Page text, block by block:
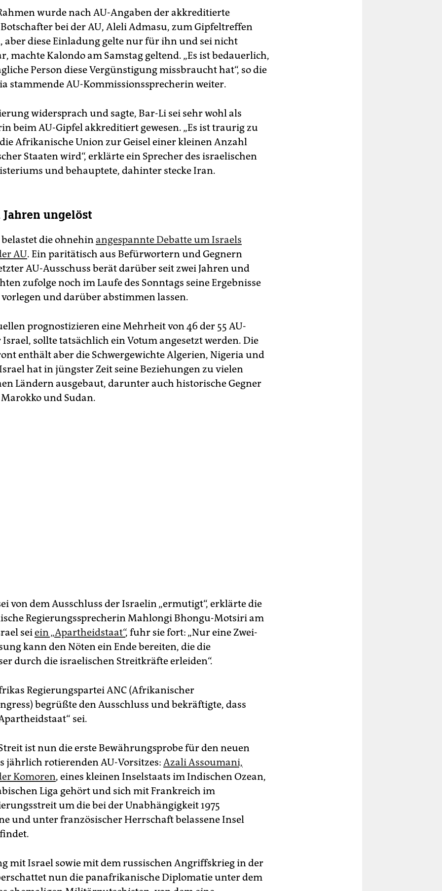
wurde nach AU-Angaben der akkreditierte
bei der AU, Aleli Admasu, zum Gipfeltreffen
aber diese Einladung gelte nur für ihn und sei nicht
machte Kalondo am Samstag geltend. „Es ist bedauerlich,
Person diese Vergünstigung missbraucht hat“, so die
stammende AU-Kommissionssprecherin weiter.
widersprach und sagte, Bar-Li sei sehr wohl als
beim AU-Gipfel akkreditiert gewesen. „Es ist traurig zu
Afrikanische Union zur Geisel einer kleinen Anzahl
Staaten wird“, erklärte ein Sprecher des israelischen
und behauptete, dahinter stecke Iran.
ungelöst
die ohnehin angespannte Debatte um Israels
AU. Ein paritätisch aus Befürwortern und Gegnern
AU-Ausschuss berät darüber seit zwei Jahren und
zufolge noch im Laufe des Sonntags seine Ergebnisse
und darüber abstimmen lassen.
prognostizieren eine Mehrheit von 46 der 55 AU-
sollte tatsächlich ein Votum angesetzt werden. Die
enthält aber die Schwergewichte Algerien, Nigeria und
hat in jüngster Zeit seine Beziehungen zu vielen
Ländern ausgebaut, darunter auch historische Gegner
und Sudan.
von dem Ausschluss der Israelin „ermutigt“, erklärte die
Regierungssprecherin Mahlongi Bhongu-Motsiri am
seiein „Apartheidstaat“, fuhr sie fort: „Nur eine Zwei-
kann den Nöten ein Ende bereiten, die die
durch die israelischen Streitkräfte erleiden“.
Regierungspartei ANC (Afrikanischer
begrüßte den Ausschluss und bekräftigte, dass
sei.
ist nun die erste Bewährungsprobe für den neuen
jährlich rotierenden AU-Vorsitzes: Azali Assoumani,
Komoren, eines kleinen Inselstaats im Indischen Ozean,
Liga gehört und sich mit Frankreich im
um die bei der Unabhängigkeit 1975
und unter französischer Herrschaft belassene Insel
mit Israel sowie mit dem russischen Angriffskrieg in der
nun die panafrikanische Diplomatie unter dem